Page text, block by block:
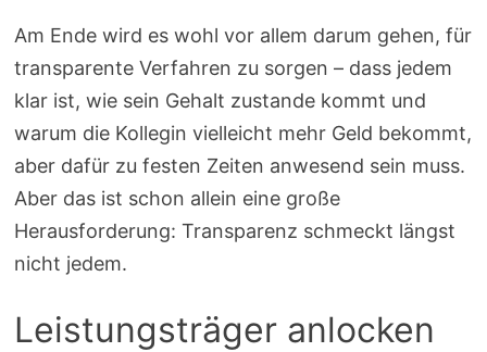
Am Ende wird es wohl vor allem darum gehen, für
transparente Verfahren zu sorgen – dass jedem
klar ist, wie sein Gehalt zustande kommt und
warum die Kollegin vielleicht mehr Geld bekommt,
aber dafür zu festen Zeiten anwesend sein muss.
Aber das ist schon allein eine große
Herausforderung: Transparenz schmeckt längst
nicht jedem.
Leistungsträger anlocken